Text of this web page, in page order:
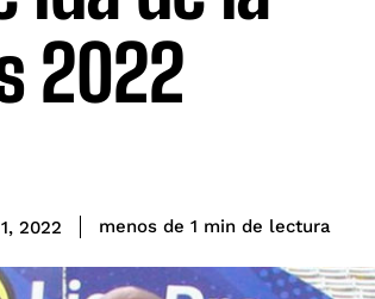
2022
2022 menos de 1 min de lectura